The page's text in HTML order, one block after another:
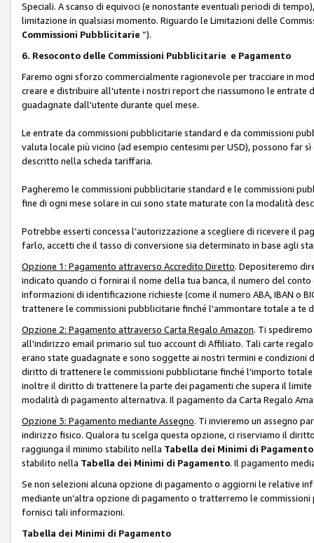
Speciali. A scanso di equivoci (e nonostante eventuali periodi di
limitazione in qualsiasi momento. Riguardo le Limitazioni delle
Commissioni Pubblicitarie ”).
6. Resoconto delle Commissioni Pubblicitarie e Pagamento
Faremo ogni sforzo commercialmente ragionevole per tracciare in
creare e distribuire all'utente i nostri report che riassumono le
guadagnate dall'utente durante quel mese.
Le entrate da commissioni pubblicitarie standard e da commissioni
valuta locale più vicino (ad esempio centesimi per USD), possono far
descritto nella scheda tariffaria.
Pagheremo le commissioni pubblicitarie standard e le commissioni
fine di ogni mese solare in cui sono state maturate con la modalità
Potrebbe esserti concessa l’autorizzazione a scegliere di ricevere il
farlo, accetti che il tasso di conversione sia determinato in base agli
Opzione 1: Pagamento attraverso Accredito Diretto. Depositeremo
indicato quando ci fornirai il nome della tua banca, il numero del
informazioni di identificazione richieste (come il numero ABA, IBAN o
trattenere le commissioni pubblicitarie finché l'ammontare totale a
Opzione 2: Pagamento attraverso Carta Regalo Amazon. Ti
all'indirizzo email primario sul tuo account di Affiliato. Tali carte
erano state guadagnate e sono soggette ai nostri termini e
diritto di trattenere le commissioni pubblicitarie finché l'importo
inoltre il diritto di trattenere la parte dei pagamenti che supera il
modalità di pagamento alternativa. Il pagamento da Carta Regalo
Opzione 3: Pagamento mediante Assegno. Ti invieremo un assegno
indirizzo fisico. Qualora tu scelga questa opzione, ci riserviamo il
raggiunga il minimo stabilito nella Tabella dei Minimi di Pagamento
stabilito nella Tabella dei Minimi di Pagamento. Il pagamento
Se non selezioni alcuna opzione di pagamento o aggiorni le relative
mediante un’altra opzione di pagamento o tratterremo le
fornisci tali informazioni.
Tabella dei Minimi di Pagamento